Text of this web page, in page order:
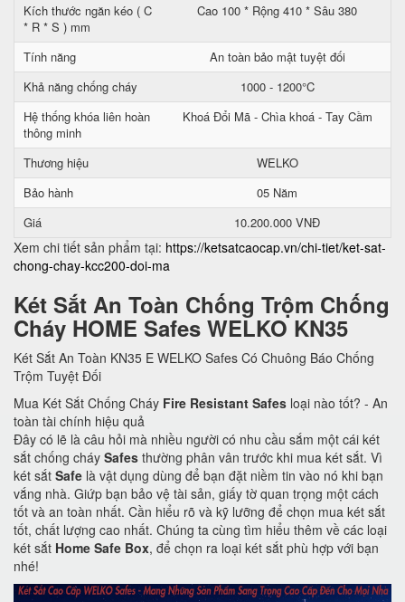
Kích thước ngăn kéo ( C
* R * S ) mm
Cao 100 * Rộng 410 * Sâu 380
Tính năng
An toàn bảo mật tuyệt đối
Khả năng chống cháy
1000 - 1200°C
Hệ thống khóa liên hoàn
thông minh
Khoá Đổi Mã - Chìa khoá - Tay Cầm
Thương hiệu
WELKO
Bảo hành
05 Năm
Giá
10.200.000 VNĐ
Xem chi tiết sản phẩm tại: https://ketsatcaocap.vn/chi-tiet/ket-sat-
chong-chay-kcc200-doi-ma
Két Sắt An Toàn Chống Trộm Chống
Cháy HOME Safes WELKO KN35
Két Sắt An Toàn KN35 E WELKO Safes Có Chuông Báo Chống
Trộm Tuyệt Đối
Mua Két Sắt Chống Cháy Fire Resistant Safes loại nào tốt? - An
toàn tài chính hiệu quả
Đây có lẽ là câu hỏi mà nhiều người có nhu cầu sắm một cái két
sắt chống cháy Safes thường phân vân trước khi mua két sắt. Vì
két sắt Safe là vật dụng dùng để bạn đặt niềm tin vào nó khi bạn
vắng nhà. Giứp bạn bảo vệ tài sản, giấy tờ quan trọng một cách
tốt và an toàn nhất. Cần hiểu rõ và kỹ lưỡng để chọn mua két sắt
tốt, chất lượng cao nhất. Chúng ta cùng tìm hiểu thêm về các loại
két sắt Home Safe Box, để chọn ra loại két sắt phù hợp với bạn
nhé!